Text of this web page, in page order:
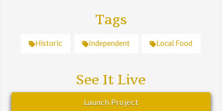
Tags
Historic Independent Local Food
See It Live
Launch Project